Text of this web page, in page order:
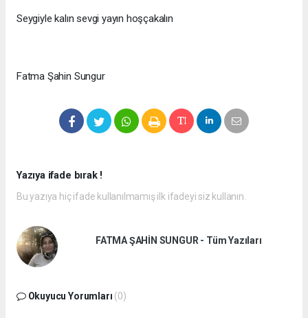
Seygiyle kalın sevgi yayın hoşçakalın
Fatma Şahin Sungur
Yazıya ifade bırak !
Bu yazıya hiç ifade kullanılmamış ilk ifadeyi siz kullanın.
FATMA ŞAHİN SUNGUR - Tüm Yazıları
Okuyucu Yorumları (0)